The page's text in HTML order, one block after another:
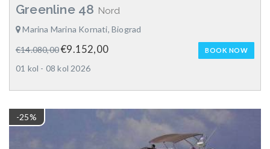
Greenline 48 Nord
Marina Marina Kornati, Biograd
BOOK NOW
€14.080,00€9.152,00
01 kol - 08 kol 2026
-25%